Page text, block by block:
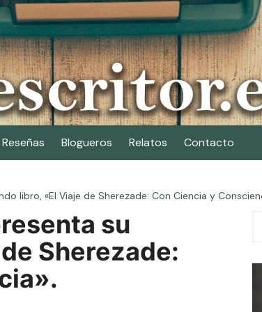
Reseñas Blogueros Relatos Contacto
libro, «El Viaje de Sherezade: Con Ciencia y
su
Sherezade: